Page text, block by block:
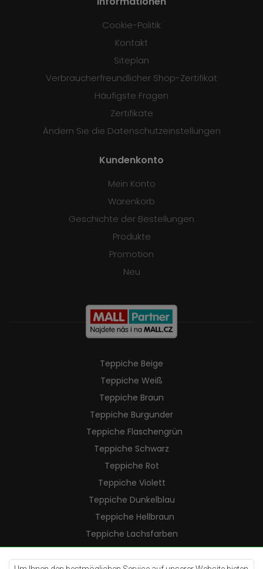
Cookie-Politik
Kontakt
Siteplan
Verbraucherfreundlicher Shop-Zertifikat
Häufigste Fragen
Zertifikate
Ändern Sie die Datenschutzeinstellungen
Kundenkonto
Mein Konto
Warenkorb
Geschichte der Bestellungen
Produkte
Promotion
Neu
Teppiche Beige
Teppiche Weiß
Teppiche Braun
Teppiche Burgunder
Teppiche Flaschengrün
Teppiche Schwarz
Teppiche Rot
Teppiche Violett
Teppiche Dunkelblau
Teppiche Hellbraun
Teppiche Lachsfarben
Teppiche Cremefarben